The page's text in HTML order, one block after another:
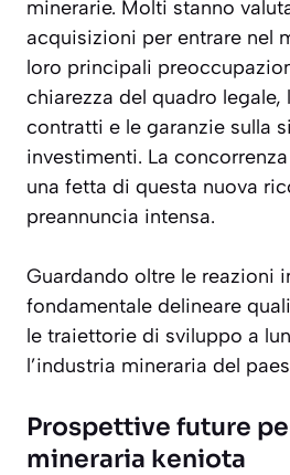
minerarie. Molti stanno
acquisizioni per entrare nel
loro principali
chiarezza del quadro
contratti e le garanzie sulla
investimenti. La
una fetta di questa nuova
preannuncia intensa.
Guardando oltre le reazioni
fondamentale delineare
le traiettorie di sviluppo a
l’industria mineraria del
Prospettive future
mineraria keniota